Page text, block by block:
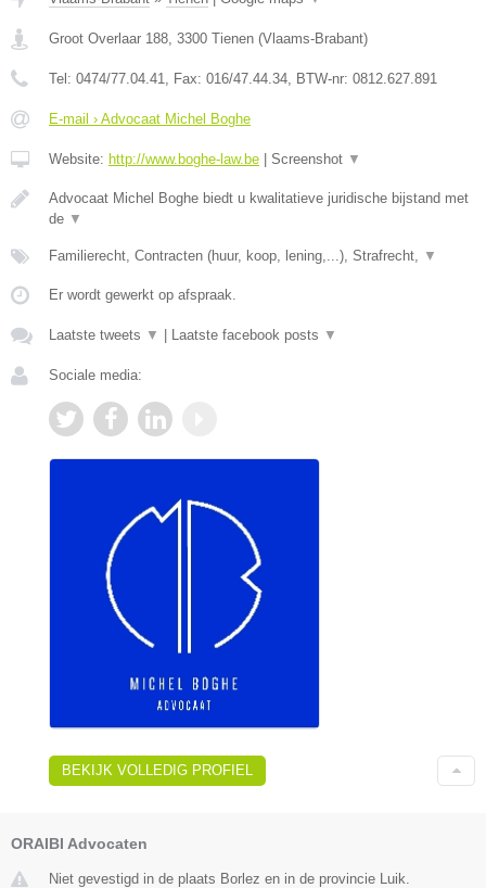
Groot Overlaar 188 3300 Tienen (Vlaams-Brabant)
Tel: 0474/77.04.41 , Fax: 016/47.44.34 , BTW-nr: ​0812.627.891
E-mail › Advocaat Michel Boghe
Website: http://www.boghe-law.be | Screenshot ▼
Advocaat Michel Boghe biedt u kwalitatieve juridische bijstand met
de ▼
Familierecht, Contracten (huur, koop, lening,...), Strafrecht, ▼
Er wordt gewerkt op afspraak.
Laatste tweets ▼ | Laatste facebook posts ▼
Sociale media:
BEKIJK VOLLEDIG PROFIEL
ORAIBI Advocaten
Niet gevestigd in de plaats Borlez en in de provincie Luik.